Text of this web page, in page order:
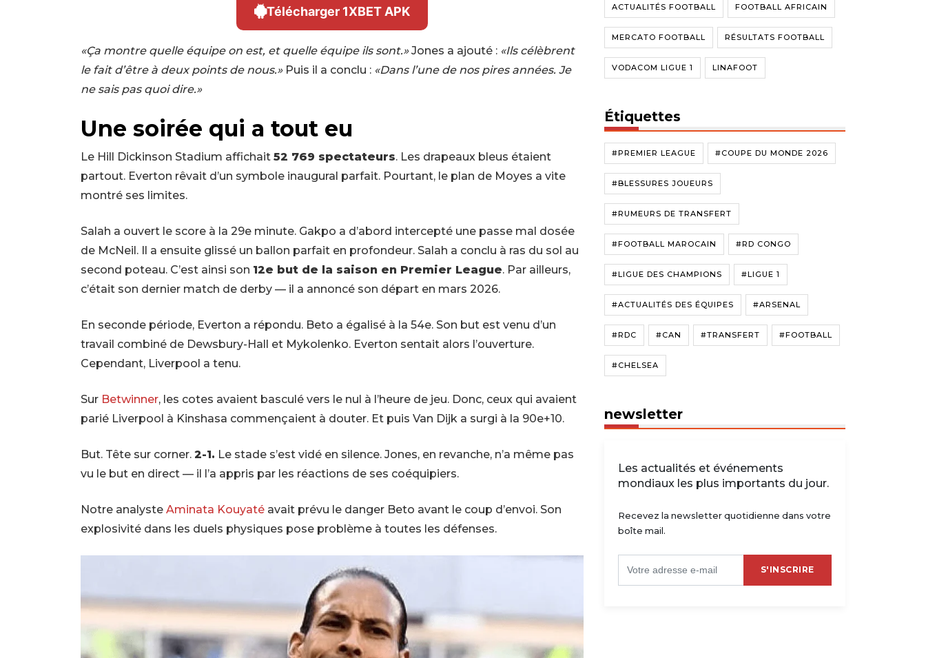
Télécharger 1XBET APK
«Ça montre quelle équipe on est, et quelle équipe ils sont.»Jones a ajouté : «Ils célèbrent
le fait d’être à deux points de nous.»Puis il a conclu : «Dans l’une de nos pires années. Je
ne sais pas quoi dire.»
Une soirée qui a tout eu
Le Hill Dickinson Stadium affichait 52 769 spectateurs. Les drapeaux bleus étaient
partout. Everton rêvait d’un symbole inaugural parfait. Pourtant, le plan de Moyes a vite
montré ses limites.
Salah a ouvert le score à la 29e minute. Gakpo a d’abord intercepté une passe mal dosée
de McNeil. Il a ensuite glissé un ballon parfait en profondeur. Salah a conclu à ras du sol au
second poteau. C’est ainsi son 12e but de la saison en Premier League. Par ailleurs,
c’était son dernier match de derby — il a annoncé son départ en mars 2026.
En seconde période, Everton a répondu. Beto a égalisé à la 54e. Son but est venu d’un
travail combiné de Dewsbury-Hall et Mykolenko. Everton sentait alors l’ouverture.
Cependant, Liverpool a tenu.
Sur Betwinner, les cotes avaient basculé vers le nul à l’heure de jeu. Donc, ceux qui avaient
parié Liverpool à Kinshasa commençaient à douter. Et puis Van Dijk a surgi à la 90e+10.
But. Tête sur corner. 2-1. Le stade s’est vidé en silence. Jones, en revanche, n’a même pas
vu le but en direct — il l’a appris par les réactions de ses coéquipiers.
Notre analyste Aminata Kouyaté avait prévu le danger Beto avant le coup d’envoi. Son
explosivité dans les duels physiques pose problème à toutes les défenses.
ACTUALITÉS FOOTBALL FOOTBALL AFRICAIN
MERCATO FOOTBALL RÉSULTATS FOOTBALL
VODACOM LIGUE 1 LINAFOOT
Étiquettes
#PREMIER LEAGUE #COUPE DU MONDE 2026
#BLESSURES JOUEURS
#RUMEURS DE TRANSFERT
#FOOTBALL MAROCAIN #RD CONGO
#LIGUE DES CHAMPIONS #LIGUE 1
#ACTUALITÉS DES ÉQUIPES #ARSENAL
#RDC #CAN #TRANSFERT #FOOTBALL
#CHELSEA
newsletter
Les actualités et événements
mondiaux les plus importants du jour.
Recevez la newsletter quotidienne dans votre
boîte mail.
S'INSCRIRE